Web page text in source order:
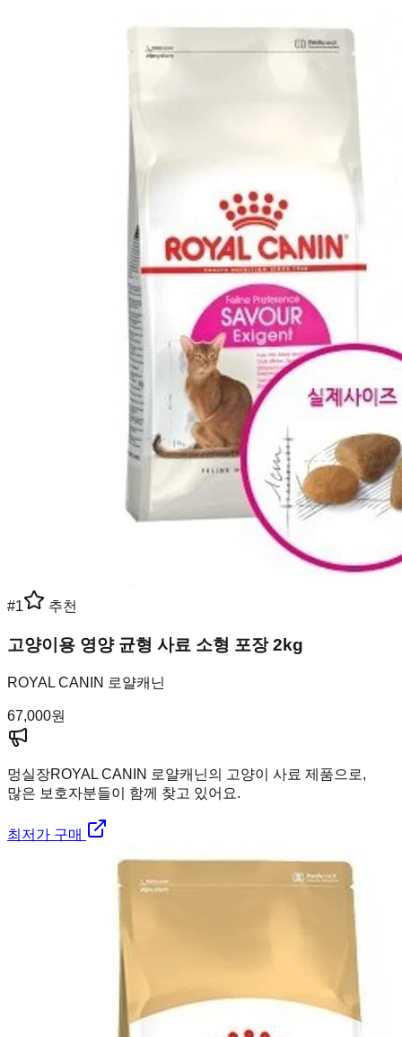
#1 추천
고양이용 영양 균형 사료 소형 포장 2kg
ROYAL CANIN 로얄캐닌
67,000원
멍실장ROYAL CANIN 로얄캐닌의 고양이 사료 제품으로,
많은 보호자분들이 함께 찾고 있어요.
최저가 구매